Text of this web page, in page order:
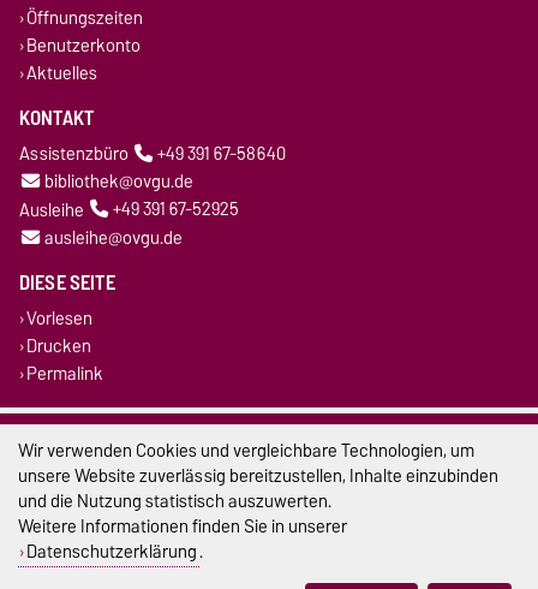
Öffnungszeiten
Benutzerkonto
Aktuelles
KONTAKT
Assistenzbüro
+49 391 67-58640
bibliothek@ovgu.de
Ausleihe
+49 391 67-52925
ausleihe@ovgu.de
DIESE SEITE
Vorlesen
Drucken
Permalink
Impressum
Datenschutz
Barrierefreiheit
Cookie-Einstellungen
Wir verwenden Cookies und vergleichbare Technologien, um
unsere Website zuverlässig bereitzustellen, Inhalte einzubinden
und die Nutzung statistisch auszuwerten.
Weitere Informationen finden Sie in unserer
Datenschutzerklärung.